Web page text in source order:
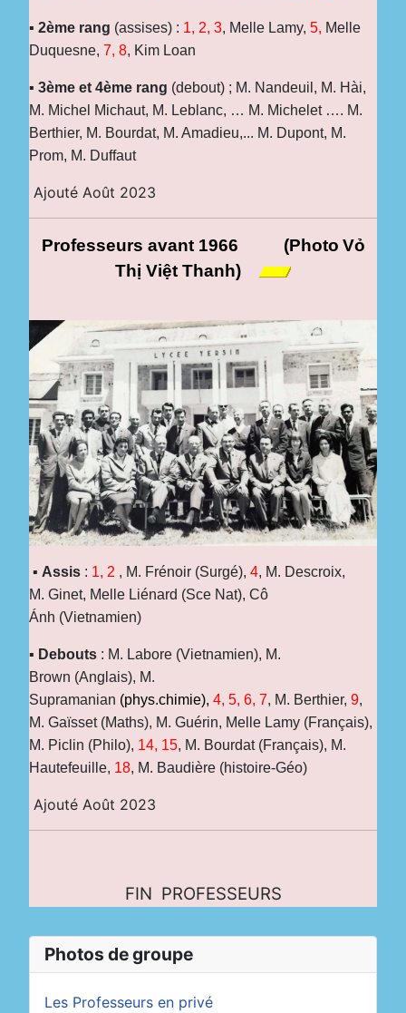
▪ 2ème rang (assises) : 1, 2, 3, Melle Lamy, 5, Melle
Duquesne, 7, 8, Kim Loan
▪ 3ème et 4ème rang (debout) ; M. Nandeuil, M. Hài,
M. Michel Michaut, M. Leblanc, … M. Michelet …. M.
Berthier, M. Bourdat, M. Amadieu,... M. Dupont, M.
Prom, M. Duffaut
Ajouté Août 2023
Professeurs avant 1966 (Photo Vỏ
Thị Việt Thanh)
▪ Assis : 1, 2 , M. Frénoir (Surgé), 4, M. Descroix,
M. Ginet, Melle Liénard (Sce Nat), Cô
Ánh (Vietnamien)
▪ Debouts : M. Labore (Vietnamien), M.
Brown (Anglais), M.
Supramanian (phys.chimie), 4, 5, 6, 7, M. Berthier, 9,
M. Gaïsset (Maths), M. Guérin, Melle Lamy (Français),
M. Piclin (Philo), 14, 15, M. Bourdat (Français), M.
Hautefeuille, 18, M. Baudière (histoire-Géo)
Ajouté Août 2023
FIN PROFESSEURS
Photos de groupe
Les Professeurs en privé